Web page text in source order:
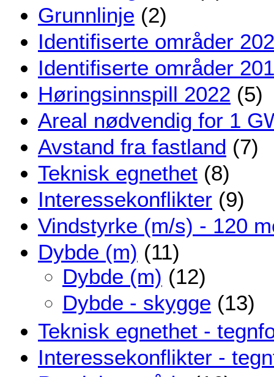
Grunnlinje (2)
Identifiserte områder
Identifiserte områder
Høringsinnspill 2022 (5)
Areal nødvendig for 1
Avstand fra fastland (7)
Teknisk egnethet (8)
Interessekonflikter (9)
Vindstyrke (m/s) - 120
Dybde (m) (11)
Dybde (m) (12)
Dybde - skygge (13)
Teknisk egnethet -
Interessekonflikter -